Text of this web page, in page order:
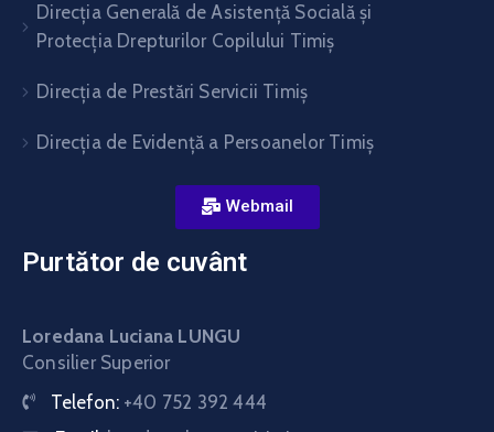
Direcția Generală de Asistență Socială și
Protecția Drepturilor Copilului Timiș
Direcţia de Prestări Servicii Timiş
Direcţia de Evidenţă a Persoanelor Timiş
Webmail
Purtător de cuvânt
Loredana Luciana LUNGU
Consilier Superior
Telefon: +40 752 392 444